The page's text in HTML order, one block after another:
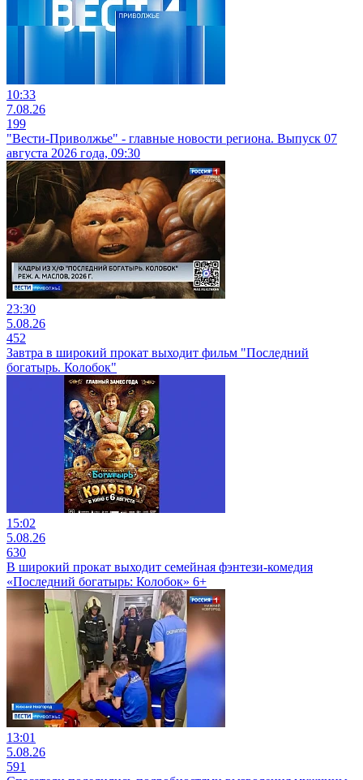
10:33
7.08.26
199
"Вести-Приволжье" - главные новости региона. Выпуск 07
августа 2026 года, 09:30
23:30
5.08.26
452
Завтра в широкий прокат выходит фильм "Последний
богатырь. Колобок"
15:02
5.08.26
630
В широкий прокат выходит семейная фэнтези-комедия
«Последний богатырь: Колобок» 6+
13:01
5.08.26
591